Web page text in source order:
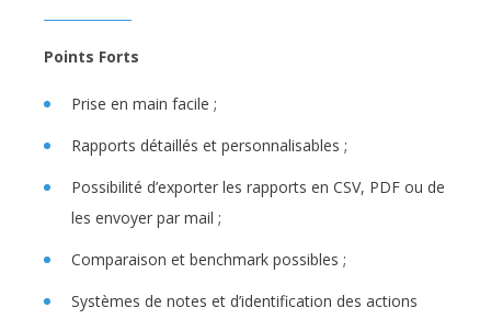
Points Forts
Prise en main facile ;
Rapports détaillés et personnalisables ;
Possibilité d’exporter les rapports en CSV, PDF ou de
les envoyer par mail ;
Comparaison et benchmark possibles ;
Systèmes de notes et d’identification des actions